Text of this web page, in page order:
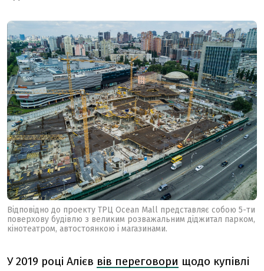
Відповідно до проекту ТРЦ Ocean Mall представляє собою 5-ти
поверхову будівлю з великим розважальним діджитал парком,
кінотеатром, автостоянкою і магазинами.
У 2019 році Алієв вів переговори щодо купівлі